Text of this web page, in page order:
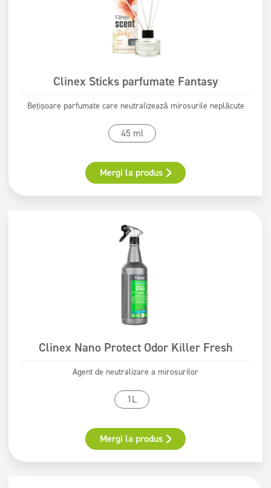
Clinex Sticks parfumate Fantasy
Bețișoare parfumate care neutralizează mirosurile neplăcute
45 ml
Mergi la produs
Clinex Nano Protect Odor Killer Fresh
Agent de neutralizare a mirosurilor
1L
Mergi la produs